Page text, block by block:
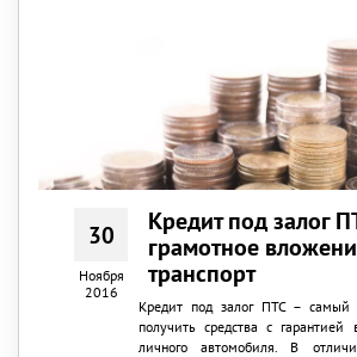
30
Ноября
2016
Кредит под залог
грамотное
транспорт
Кредит под залог ПТС – самый
получить средства с
личного автомобиля. В